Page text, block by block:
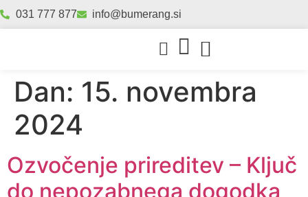
031 777 877 info@bumerang.si
Dan: 15. novembra
2024
Ozvočenje prireditev – Ključ
do nepozabnega dogodka